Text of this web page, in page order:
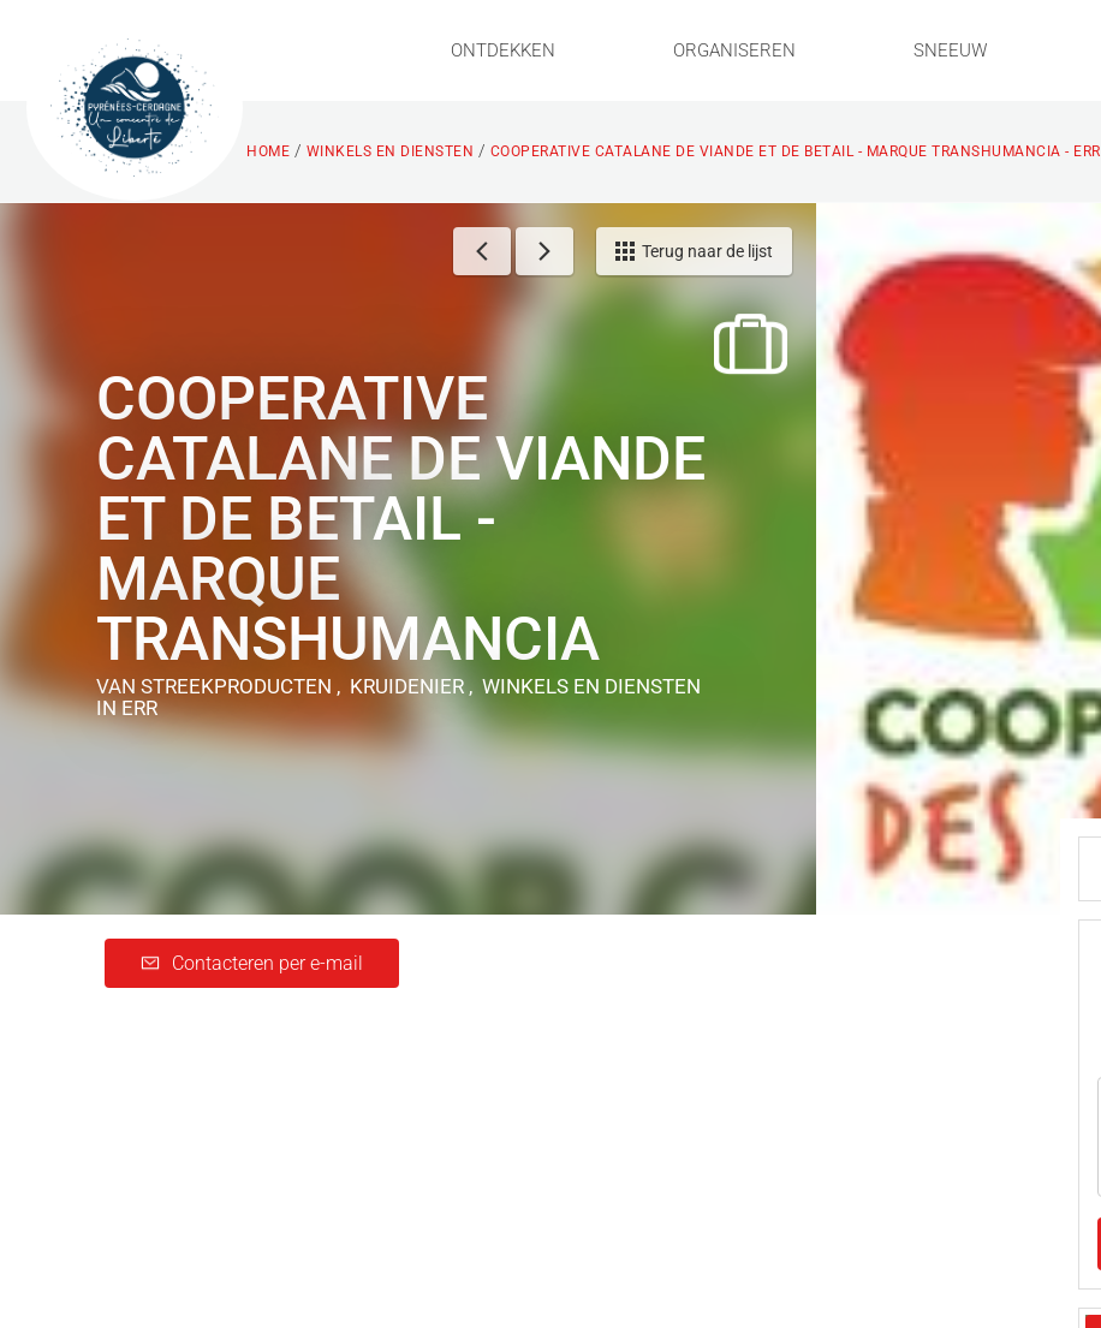
ONTDEKKEN ORGANISEREN SNEEUW
HOME / WINKELS EN DIENSTEN / COOPERATIVE CATALANE DE VIANDE ET DE BETAIL - MARQUE TRANSHUMANCIA - ERR
Terug naar de lijst
COOPERATIVE
CATALANE DE VIANDE
ET DE BETAIL -
MARQUE
TRANSHUMANCIA
VAN STREEKPRODUCTEN , KRUIDENIER , WINKELS EN DIENSTEN
IN ERR
Contacteren per e-mail